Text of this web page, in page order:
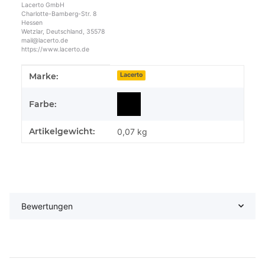
Lacerto GmbH
Charlotte-Bamberg-Str. 8
Hessen
Wetzlar, Deutschland, 35578
mail@lacerto.de
https://www.lacerto.de
Produkteigenschaft
Wert
Marke: Lacerto
Farbe:
Artikelgewicht: 0,07 kg
Bewertungen